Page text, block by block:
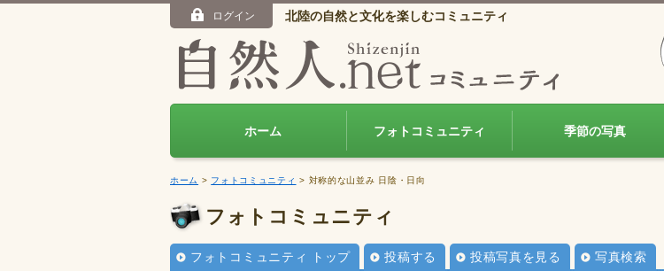
ログイン 北陸の自然と文化を楽しむコミュニティ
ホーム フォトコミュニティ 季節の写真
ホーム > フォトコミュニティ > 対称的な山並み 日陰・日向
フォトコミュニティ
フォトコミュニティ トップ 投稿する 投稿写真を見る 写真検索